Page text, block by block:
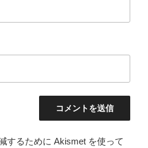
するために Akismet を使って